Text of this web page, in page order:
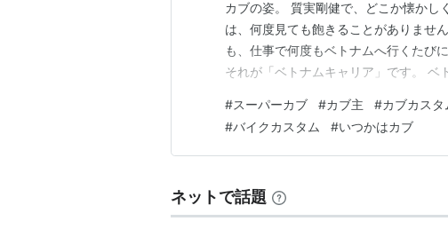
カブの姿。 質実剛健で、どこか懐かし
は、何度見ても飽きることがありませ
も、仕事で何度もベトナムへ行くたび
それが「ベトナムキャリア」です。 ベ
市場で仕入れた野菜、時には驚くよう
光景を眺めていると、生活のすべてを
#スーパーカブ #カブ主 #カブカスタ
#バイクカスタム #いつかはカブ
ネットで話題